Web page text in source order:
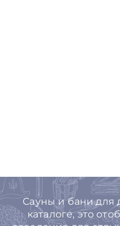
Сауны и бани для
каталоге, это